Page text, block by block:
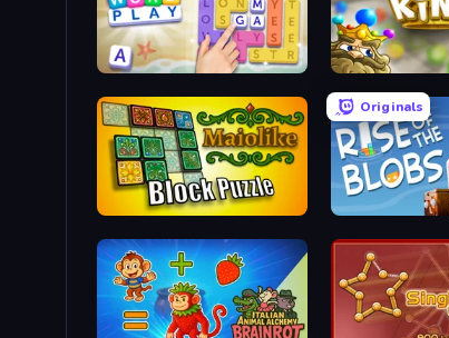
Word Play Color King
Maiolike Block Puzzle
Originals
Rise of the Blobs